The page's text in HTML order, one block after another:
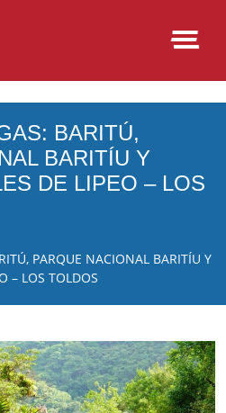
BARITÚ,
BARITÍU Y
DE LIPEO – LOS
PARQUE NACIONAL BARITÍU Y
– LOS TOLDOS